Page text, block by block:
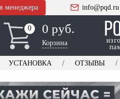
менеджера info@pqd.ru
0
0 0 руб.
Корзина
УСТАНОВКА ОТЗЫВЫ